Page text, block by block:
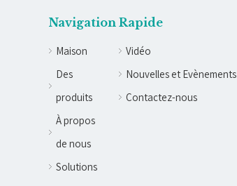
Navigation Rapide
Maison
Des
produits
À propos
de nous
Solutions
Vidéo
Nouvelles et Evènements
Contactez-nous